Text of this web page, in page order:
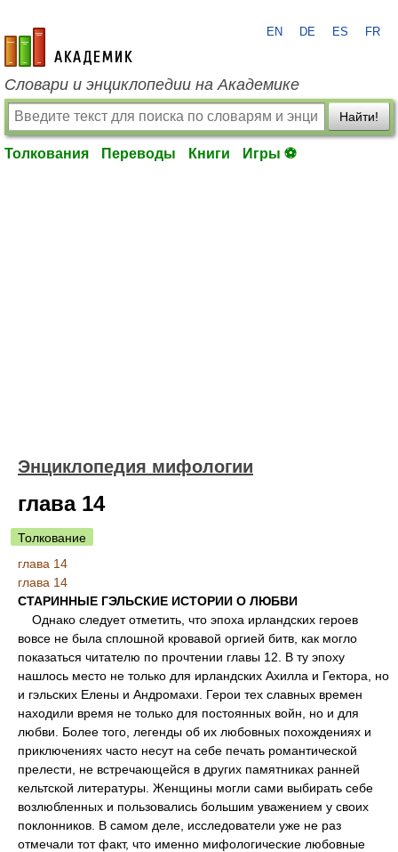
academic.ru
EN DE ES FR
Словари и энциклопедии на Академике
Найти!
Толкования Переводы Книги Игры ⚽
Энциклопедия мифологии
глава 14
Толкование
глава 14
глава 14
СТАРИННЫЕ ГЭЛЬСКИЕ ИСТОРИИ О ЛЮБВИ
Однако следует отметить, что эпоха ирландских героев
вовсе не была сплошной кровавой оргией битв, как могло
показаться читателю по прочтении главы 12. В ту эпоху
нашлось место не только для ирландских Ахилла и Гектора, но
и гэльских Елены и Андромахи. Герои тех славных времен
находили время не только для постоянных войн, но и для
любви. Более того, легенды об их любовных похождениях и
приключениях часто несут на себе печать романтической
прелести, не встречающейся в других памятниках ранней
кельтской литературы. Женщины могли сами выбирать себе
возлюбленных и пользовались большим уважением у своих
поклонников. В самом деле, исследователи уже не раз
отмечали тот факт, что именно мифологические любовные